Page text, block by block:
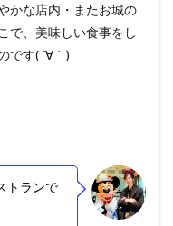
かな店内・またお城の
で、美味しい食事をし
です( ´∀｀)
トランで